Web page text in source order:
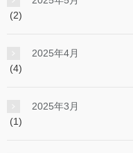
(2)
2025年4月
(4)
2025年3月
(1)